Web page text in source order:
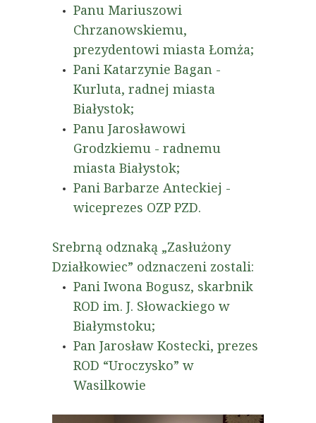
Panu Mariuszowi
Chrzanowskiemu,
prezydentowi miasta Łomża;
Pani Katarzynie Bagan -
Kurluta, radnej miasta
Białystok;
Panu Jarosławowi
Grodzkiemu - radnemu
miasta Białystok;
Pani Barbarze Anteckiej -
wiceprezes OZP PZD.
Srebrną odznaką „Zasłużony
Działkowiec” odznaczeni zostali:
Pani Iwona Bogusz, skarbnik
ROD im. J. Słowackiego w
Białymstoku;
Pan Jarosław Kostecki, prezes
ROD “Uroczysko” w
Wasilkowie